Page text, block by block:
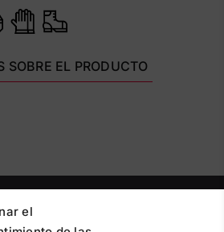
el
SOBRE EL PRODUCTO